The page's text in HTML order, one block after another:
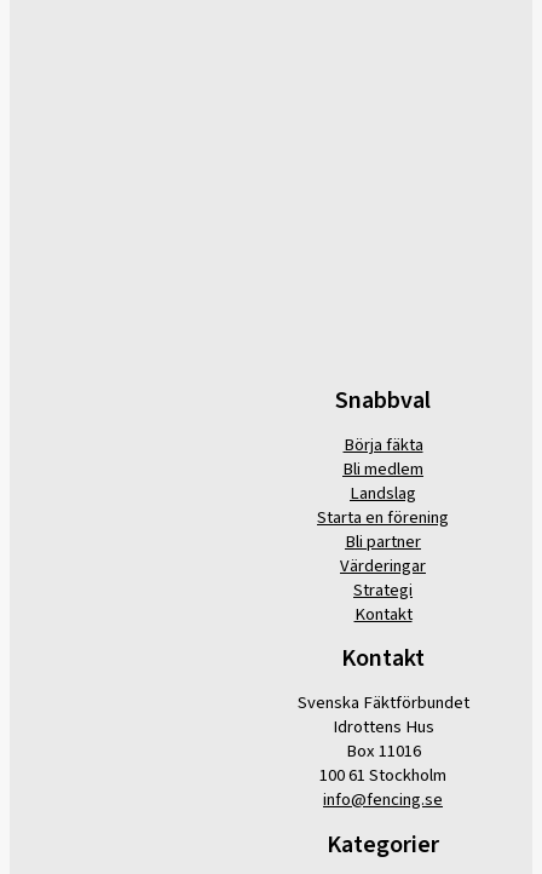
Snabbval
Börja fäkta
Bli medlem
Landslag
Starta en förening
Bli partner
Värderingar
Strategi
Kontakt
Kontakt
Svenska Fäktförbundet
Idrottens Hus
Box 11016
100 61 Stockholm
info@fencing.se
Kategorier